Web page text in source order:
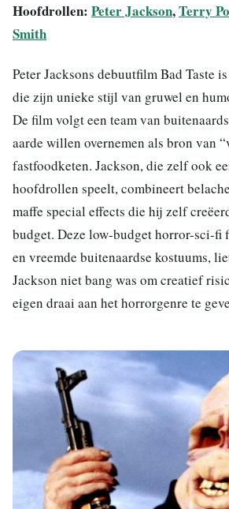
Hoofdrollen: Peter Jackson,Terry
Smith
Peter Jacksons debuutfilm Bad Taste
die zijn unieke stijl van gruwel en
De film volgt een team van
aarde willen overnemen als bron van
fastfoodketen. Jackson, die zelf ook
hoofdrollen speelt, combineert
maffe special effects die hij zelf
budget. Deze low-budget horror-sci-fi
en vreemde buitenaardse kostuums,
Jackson niet bang was om creatief
eigen draai aan het horrorgenre te